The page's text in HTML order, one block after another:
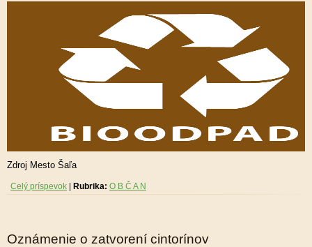
Zdroj Mesto Šaľa
Celý príspevok Rubrika: O B Č A N
Oznámenie o zatvorení cintorínov